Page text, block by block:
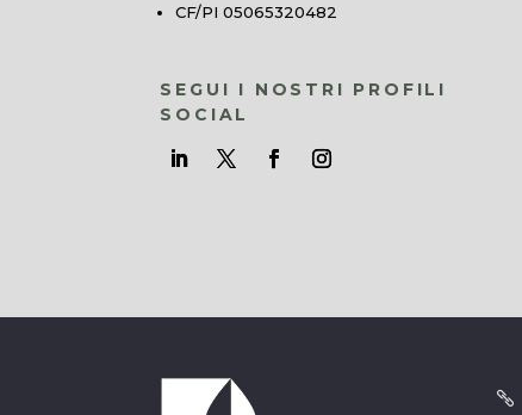
CF/PI 05065320482
SEGUI I NOSTRI PROFILI
SOCIAL